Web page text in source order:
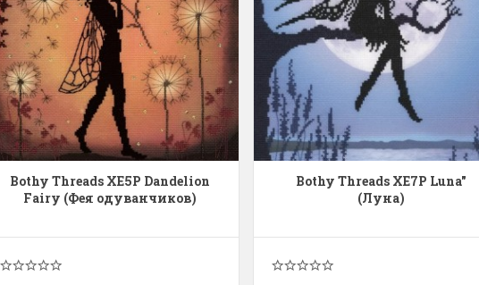
Bothy Threads XE5P Dandelion
Fairy (Фея одуванчиков)
Bothy Threads XE7P Luna"
(Луна)